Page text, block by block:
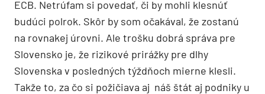
ECB. Netrúfam si povedať, či by mohli klesnúť
budúci polrok. Skôr by som očakával, že zostanú
na rovnakej úrovni. Ale trošku dobrá správa pre
Slovensko je, že rizikové prirážky pre dlhy
Slovenska v posledných týždňoch mierne klesli.
Takže to, za čo si požičiava aj náš štát aj podniky u